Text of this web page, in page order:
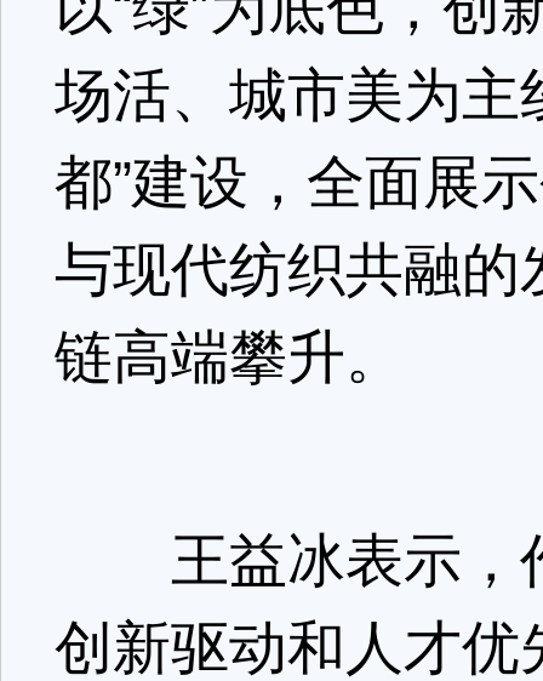
场活、城市美为主
都”建设，全面展
与现代纺织共融
链高端攀升。
王益冰表示，
创新驱动和人才